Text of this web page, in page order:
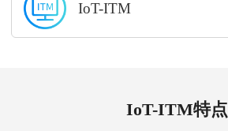
IoT-ITM
IoT-ITM特点